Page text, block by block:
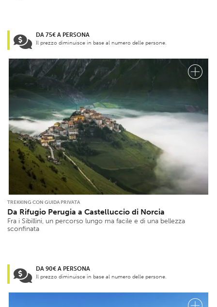
DA 75€ A PERSONA
Il prezzo diminuisce in base al numero delle persone.
TREKKING CON GUIDA PRIVATA
Da Rifugio Perugia a Castelluccio di Norcia
Fra i Sibillini, un percorso lungo ma facile e di una bellezza
sconfinata
DA 90€ A PERSONA
Il prezzo diminuisce in base al numero delle persone.